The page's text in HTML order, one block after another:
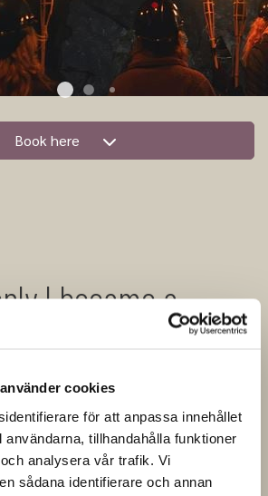
cookies
för att anpassa innehållet
användarna, tillhandahålla funktioner
analysera vår trafik. Vi
sådana identifierare och annan
Book here
I became a
hard can it be?
in english)
journey through
spend 90 minutes going